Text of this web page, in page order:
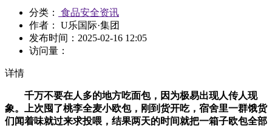
分类：
食品安全资讯
作者： U乐国际·集团
发布时间： 2025-02-16 12:05
访问量：
详情
千万不要在人多的地方吃面包，因为极易出现人传人现
象。上次囤了桃李全麦小欧包，刚到货开吃，宿舍里一群饿货
们闻着味就过来求投喂，结果两天的时间就把一箱子欧包全部